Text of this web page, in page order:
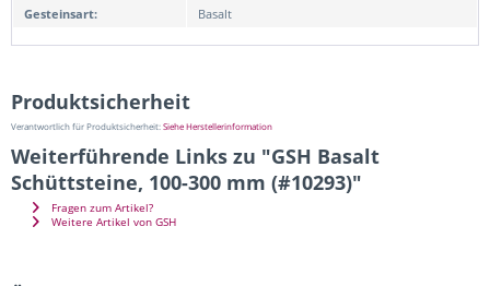
Gesteinsart:
Basalt
Produktsicherheit
Verantwortlich für Produktsicherheit:Siehe Herstellerinformation
Weiterführende Links zu "GSH Basalt
Schüttsteine, 100-300 mm (#10293)"
Fragen zum Artikel?
Weitere Artikel von GSH